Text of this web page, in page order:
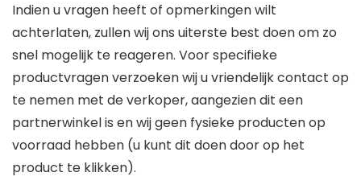
Indien u vragen heeft of opmerkingen wilt
achterlaten, zullen wij ons uiterste best doen om zo
snel mogelijk te reageren. Voor specifieke
productvragen verzoeken wij u vriendelijk contact op
te nemen met de verkoper, aangezien dit een
partnerwinkel is en wij geen fysieke producten op
voorraad hebben (u kunt dit doen door op het
product te klikken).